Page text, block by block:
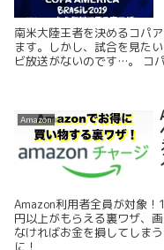
南米大陸王者を決めるコパ
ます。しかし、試合を見た
ビ放送がないのです…。 コ
Amazon
Amazon利用者全員が対象
円以上がもらえる裏ワザ、
なければお金を損してしま
に！